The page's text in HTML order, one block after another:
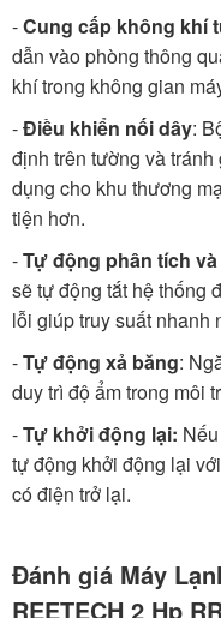
-Cung cấp không khí
dẫn vào phòng thông
khí trong không gian
-Điều khiển nối dây:
định trên tường và
dụng cho khu thương
tiện hơn.
-Tự động phân tích
sẽ tự động tắt hệ thống
lỗi giúp truy suất nhanh
-Tự động xả băng:
duy trì độ ẩm trong môi
-Tự khởi động lại:
tự động khởi động lại
có điện trở lại.
Đánh giá Máy
REETECH 2 Hp